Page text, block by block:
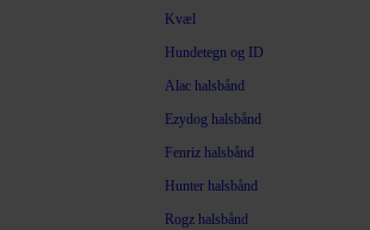
Kvæl
Hundetegn og ID
Alac halsbånd
Ezydog halsbånd
Fenriz halsbånd
Hunter halsbånd
Rogz halsbånd